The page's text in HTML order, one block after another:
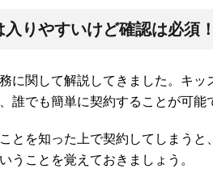
りやすいけど確認は必須！
に関して解説してきました。キッ
誰でも簡単に契約することが可能
とを知った上で契約してしまう
うことを覚えておきましょう。